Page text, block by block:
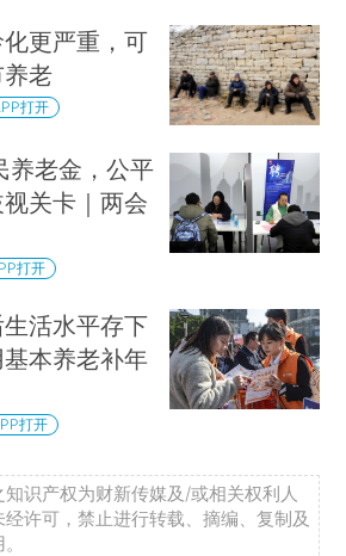
更严重，可
老
打开
养老金，公平
关卡｜两会
打开
活水平存下
本养老补年
打开
识产权为财新传媒及/或相关权利人
许可，禁止进行转载、摘编、复制及